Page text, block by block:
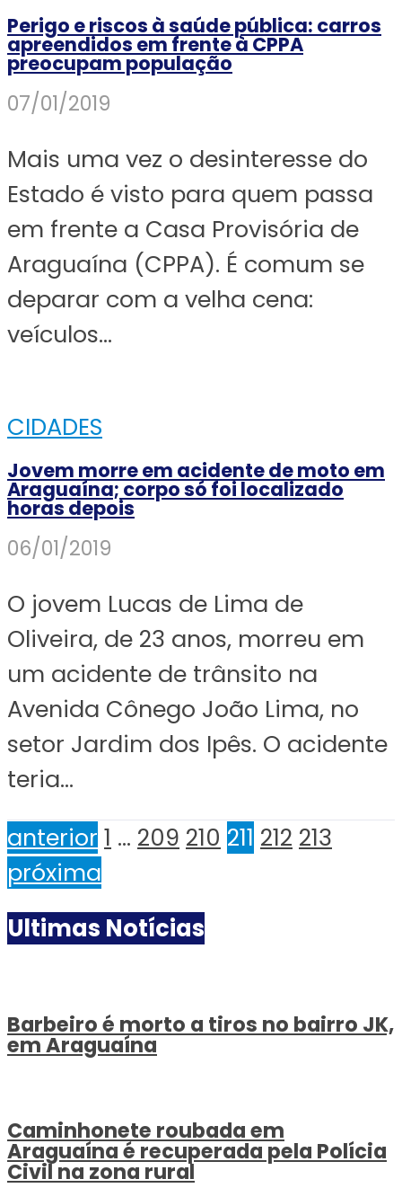
Perigo e riscos à saúde pública: carros
apreendidos em frente à CPPA
preocupam população
07/01/2019
Mais uma vez o desinteresse do
Estado é visto para quem passa
em frente a Casa Provisória de
Araguaína (CPPA). É comum se
deparar com a velha cena:
veículos...
CIDADES
Jovem morre em acidente de moto em
Araguaína; corpo só foi localizado
horas depois
06/01/2019
O jovem Lucas de Lima de
Oliveira, de 23 anos, morreu em
um acidente de trânsito na
Avenida Cônego João Lima, no
setor Jardim dos Ipês. O acidente
teria...
anterior 1 … 209 210 211 212 213
próxima
Ultimas Notícias
Barbeiro é morto a tiros no bairro JK,
em Araguaína
Caminhonete roubada em
Araguaína é recuperada pela Polícia
Civil na zona rural